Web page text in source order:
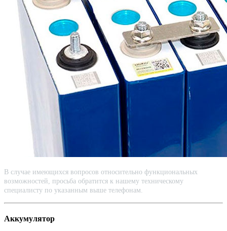
В случае имеющихся вопросов относительно функциональных
возможностей, просьба обратится к нашему техническому
специалисту по указанным выше телефонам.
Аккумулятор